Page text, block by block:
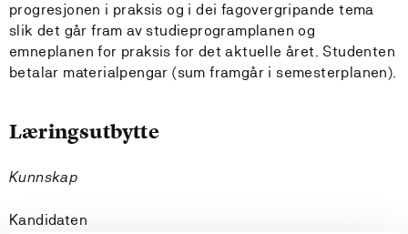
progresjonen i praksis og i dei fagovergripande tema
slik det går fram av studieprogramplanen og
emneplanen for praksis for det aktuelle året. Studenten
betalar materialpengar (sum framgår i semesterplanen).
Læringsutbytte
Kunnskap
Kandidaten